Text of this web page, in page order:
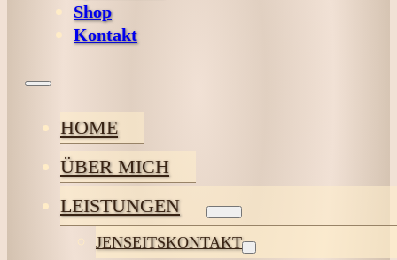
Shop
Kontakt
HOME
ÜBER MICH
LEISTUNGEN
JENSEITSKONTAKT